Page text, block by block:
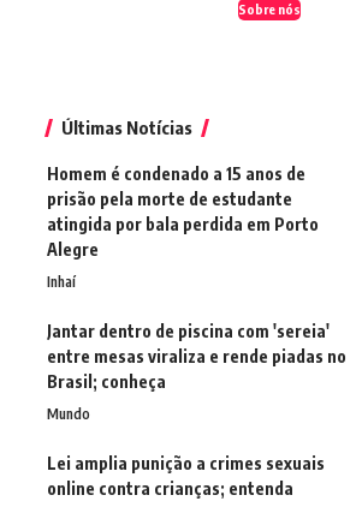
Sobre nós
Últimas Notícias
Homem é condenado a 15 anos de
prisão pela morte de estudante
atingida por bala perdida em Porto
Alegre
Inhaí
Jantar dentro de piscina com 'sereia'
entre mesas viraliza e rende piadas no
Brasil; conheça
Mundo
Lei amplia punição a crimes sexuais
online contra crianças; entenda